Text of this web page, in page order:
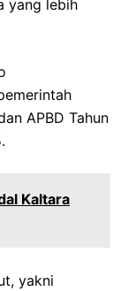
yang lebih
APBD Tahun
Kaltara
yakni